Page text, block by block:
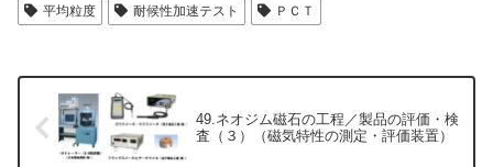
平均粒度
耐候性加速テスト ＰＣＴ
49.ネオジム磁石の工程／製品の評価・検
査（３）（磁気特性の測定・評価装置）